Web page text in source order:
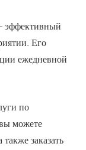
эффективный
Его
ежедневной
по
можете
заказать